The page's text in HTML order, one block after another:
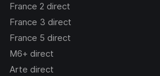
France 2 direct
France 3 direct
France 5 direct
M6+ direct
Arte direct